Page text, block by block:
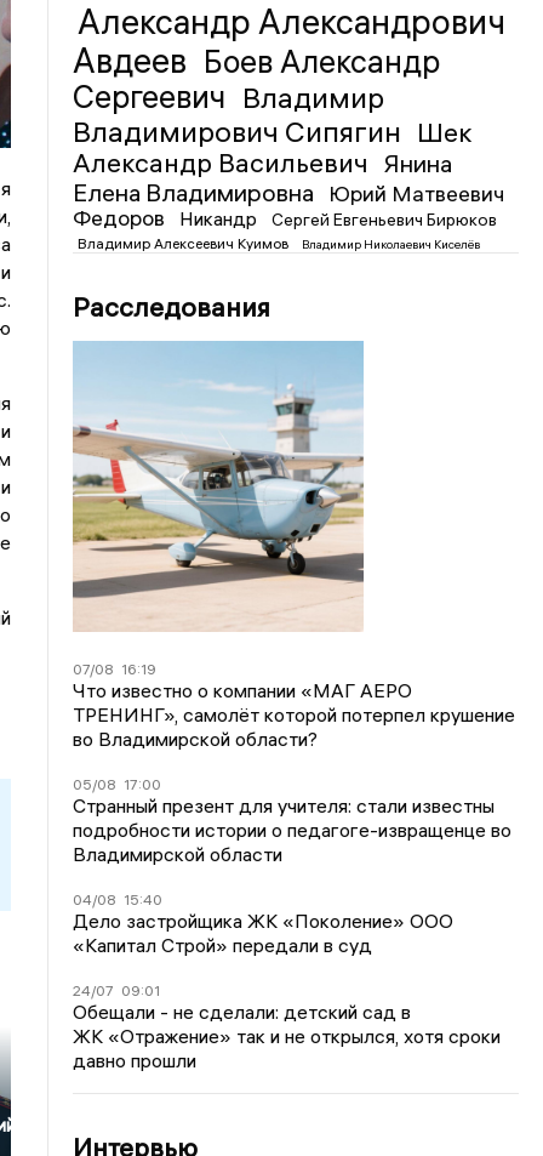
Александр Александрович
Авдеев Боев Александр
Сергеевич Владимир
Владимирович Сипягин Шек
Александр Васильевич
Янина
Елена Владимировна
Юрий Матвеевич
Федоров
Никандр Сергей Евгеньевич Бирюков
Владимир Алексеевич Куимов Владимир Николаевич Киселёв
Расследования
07/08 16:19
Что известно о компании «МАГ АЕРО
ТРЕНИНГ», самолёт которой потерпел крушение
во Владимирской области?
05/08 17:00
Странный презент для учителя: стали известны
подробности истории о педагоге-извращенце во
Владимирской области
04/08 15:40
Дело застройщика ЖК «Поколение» ООО
«Капитал Строй» передали в суд
24/07 09:01
Обещали - не сделали: детский сад в
ЖК «Отражение» так и не открылся, хотя сроки
давно прошли
Интервью